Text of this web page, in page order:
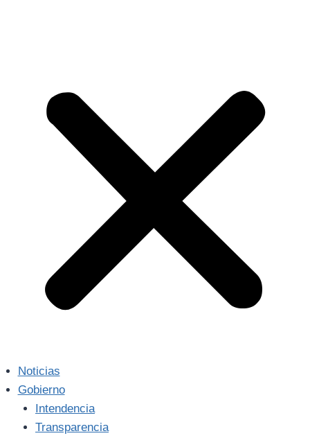
Noticias
Gobierno
Intendencia
Transparencia